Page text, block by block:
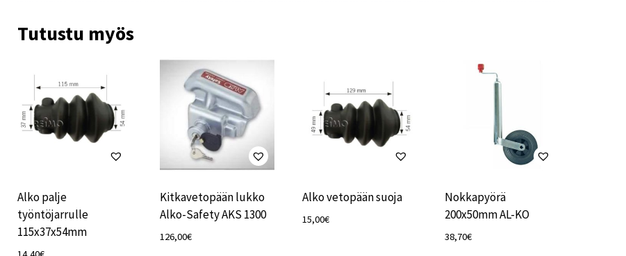
Tutustu myös
Alko palje
työntöjarrulle
115x37x54mm
Kitkavetopään lukko
Alko-Safety AKS 1300
126,00€
Alko vetopään suoja
15,00€
Nokkapyörä
200x50mm AL-KO
38,70€